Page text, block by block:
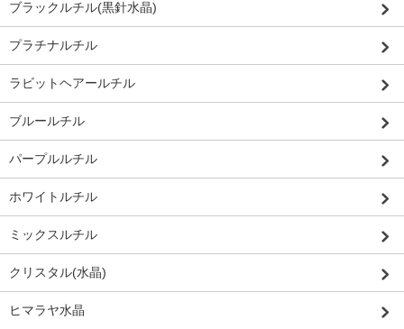
ブラックルチル(黒針水晶)
プラチナルチル
ラビットヘアールチル
ブルールチル
パープルルチル
ホワイトルチル
ミックスルチル
クリスタル(水晶)
ヒマラヤ水晶